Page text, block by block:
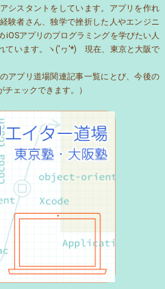
シスタントをしています。アプリを作れ
験者さん、独学で挫折した人やエンジニ
iOSアプリのプログラミングを学びたい人
ています。ヽ('ヮ'*)ゝ現在、東京と大阪で
アプリ道場関連記事一覧にとび、今後の
ェックできます。）